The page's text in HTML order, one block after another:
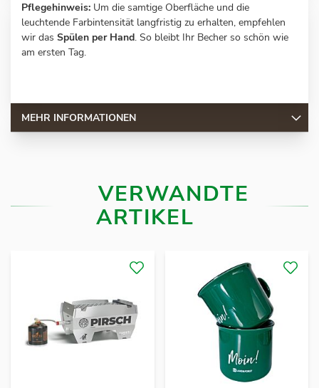
Pflegehinweis: Um die samtige Oberfläche und die
leuchtende Farbintensität langfristig zu erhalten, empfehlen
wir das Spülen per Hand. So bleibt Ihr Becher so schön wie
am ersten Tag.
MEHR INFORMATIONEN
VERWANDTE
ARTIKEL